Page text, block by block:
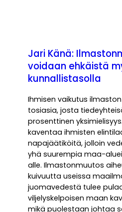
Jari Känä:
voidaan ehkäistä
kunnallistasolla
Ihmisen vaikutus
tosiasia, josta
prosenttinen
kaventaa ihmisten
napajäätiköitä, jolloin
yhä suurempia maa-
alle. Ilmastonmuutos
kuivuutta useissa
juomavedestä tulee
viljelyskelpoisen maan
mikä puolestaan johtaa